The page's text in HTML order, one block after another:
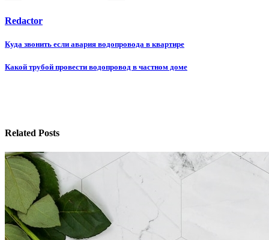
Redactor
Навигация
по
Куда звонить если авария водопровода в квартире
Какой трубой провести водопровод в частном доме
Related Posts